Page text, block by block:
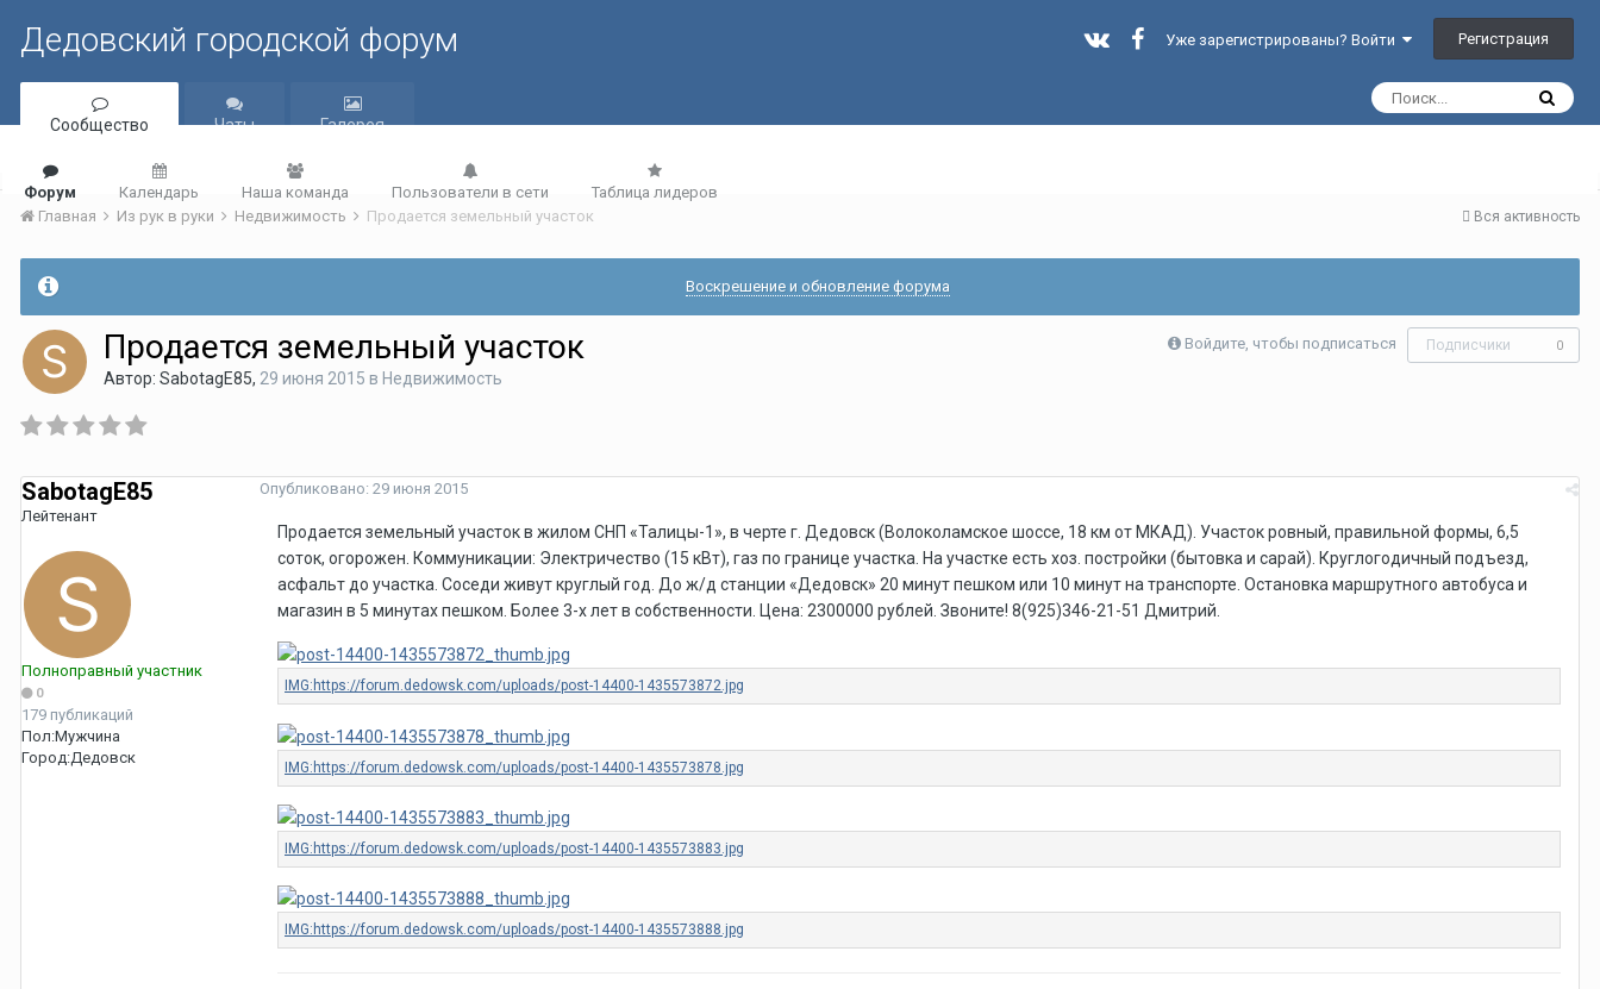
Дедовский городской форум Уже зарегистрированы? Войти Регистрация
Сообщество
Форум Календарь Наша команда Пользователи в сети Таблица лидеров
Чаты Галерея
Вся активность
Главная Из рук в руки Недвижимость Продается земельный участок
Воскрешение и обновление форума
Войдите, чтобы подписаться Подписчики 0
Продается земельный участок
Автор: SabotagE85, 29 июня 2015 в Недвижимость
SabotagE85
Лейтенант
Полноправный участник
0
179 публикаций
Пол:Мужчина
Город:Дедовск
Опубликовано: 29 июня 2015
Продается земельный участок в жилом СНП «Талицы-1», в черте г. Дедовск (Волоколамское шоссе, 18 км от МКАД). Участок ровный, правильной формы, 6,5
соток, огорожен. Коммуникации: Электричество (15 кВт), газ по границе участка. На участке есть хоз. постройки (бытовка и сарай). Круглогодичный подъезд,
асфальт до участка. Соседи живут круглый год. До ж/д станции «Дедовск» 20 минут пешком или 10 минут на транспорте. Остановка маршрутного автобуса и
магазин в 5 минутах пешком. Более 3-х лет в собственности. Цена: 2300000 рублей. Звоните! 8(925)346-21-51 Дмитрий.